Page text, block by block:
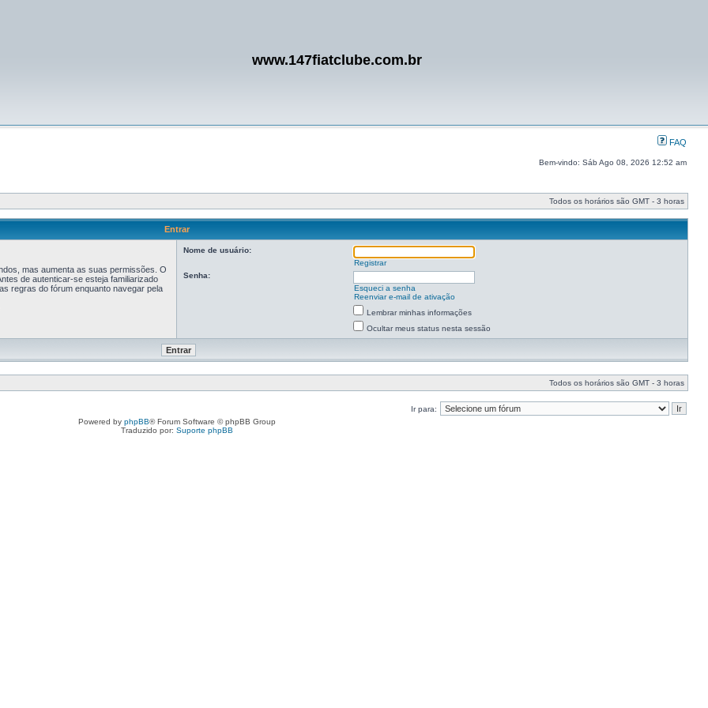
www.147fiatclube.com.br
FAQ
Bem-vindo: Sáb Ago 08, 2026 12:52 am
Todos os horários são GMT - 3 horas
Entrar
mas aumenta as suas permissões. O
de autenticar-se esteja familiarizado
regras do fórum enquanto navegar pela
Nome de usuário:
Registrar
Senha:
Esqueci a senha
Reenviar e-mail de ativação
Lembrar minhas informações
Ocultar meus status nesta sessão
Todos os horários são GMT - 3 horas
Ir para:
Powered by phpBB® Forum Software © phpBB Group
Traduzido por: Suporte phpBB